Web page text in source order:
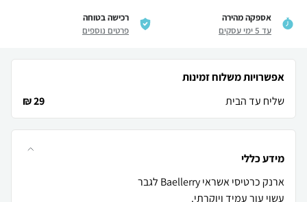
אספקה מהירה
עד 5 ימי עסקים
רכישה בטוחה
פרטים נוספים
אפשרויות משלוח זמינות
שליח עד הבית
29 ₪
מידע כללי